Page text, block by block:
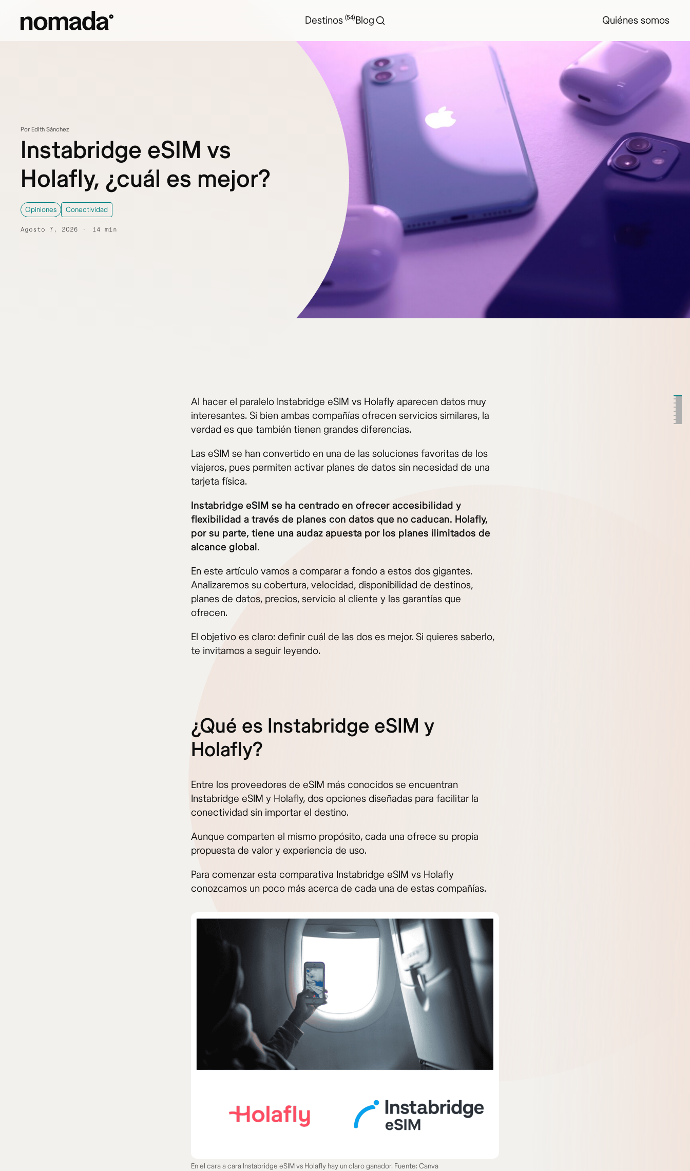
Destinos (54)Blog Quiénes somos
Por Edith Sánchez
Instabridge eSIM vs
Holafly, ¿cuál es mejor?
Opiniones Conectividad
Agosto 7, 2026 14 min
Al hacer el paralelo Instabridge eSIM vs Holafly aparecen datos muy
interesantes. Si bien ambas compañías ofrecen servicios similares, la
verdad es que también tienen grandes diferencias.
Las eSIM se han convertido en una de las soluciones favoritas de los
viajeros, pues permiten activar planes de datos sin necesidad de una
tarjeta física.
Instabridge eSIM se ha centrado en ofrecer accesibilidad y
flexibilidad a través de planes con datos que no caducan. Holafly,
por su parte, tiene una audaz apuesta por los planes ilimitados de
alcance global.
En este artículo vamos a comparar a fondo a estos dos gigantes.
Analizaremos su cobertura, velocidad, disponibilidad de destinos,
planes de datos, precios, servicio al cliente y las garantías que
ofrecen.
El objetivo es claro: definir cuál de las dos es mejor. Si quieres saberlo,
te invitamos a seguir leyendo.
¿Qué es Instabridge eSIM y
Holafly?
Entre los proveedores de eSIM más conocidos se encuentran
Instabridge eSIM y Holafly, dos opciones diseñadas para facilitar la
conectividad sin importar el destino.
Aunque comparten el mismo propósito, cada una ofrece su propia
propuesta de valor y experiencia de uso.
Para comenzar esta comparativa Instabridge eSIM vs Holafly
conozcamos un poco más acerca de cada una de estas compañías.
En el cara a cara Instabridge eSIM vs Holafly hay un claro ganador. Fuente: Canva